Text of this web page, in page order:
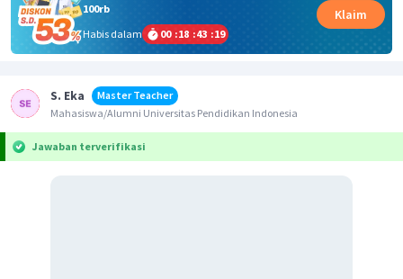
100rb
Habis dalam
00 :18 :43 :19
Klaim
S. Eka
Master Teacher
Mahasiswa/Alumni Universitas Pendidikan Indonesia
Jawaban terverifikasi